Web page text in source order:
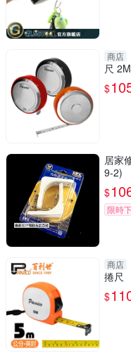
商店
尺
$
居家
9-2)
$
限時
商店
捲尺
$